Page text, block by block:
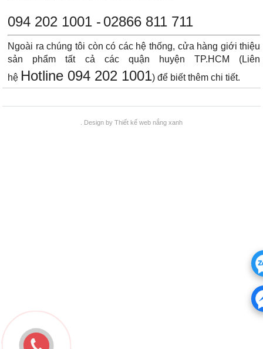
094 202 1001 - 02866 811 711
Ngoài ra chúng tôi còn có các hệ thống, cửa hàng giới thiệu
sản phẩm tất cả các quận huyện TP.HCM (Liên
hệ Hotline 094 202 1001) để biết thêm chi tiết.
. Design by Thiết kế web nắng xanh